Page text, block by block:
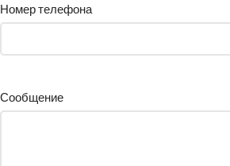
Номер телефона
Сообщение